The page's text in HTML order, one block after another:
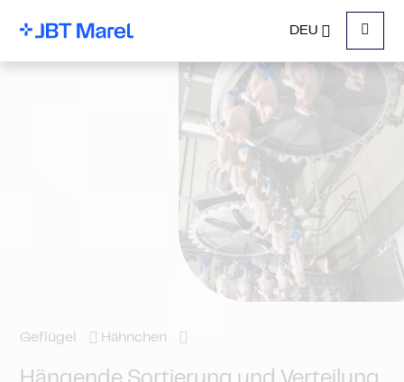
DEU
Menu
Geflügel Hähnchen